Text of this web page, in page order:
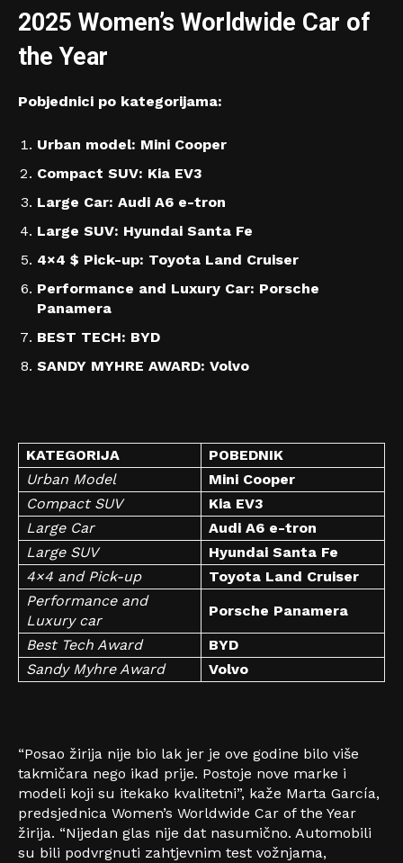
2025 Women’s Worldwide Car of
the Year
Pobjednici po kategorijama:
Urban model: Mini Cooper
Compact SUV: Kia EV3
Large Car: Audi A6 e-tron
Large SUV: Hyundai Santa Fe
4×4 $ Pick-up: Toyota Land Cruiser
Performance and Luxury Car: Porsche
Panamera
BEST TECH: BYD
SANDY MYHRE AWARD: Volvo
KATEGORIJA
POBEDNIK
Urban Model
Mini Cooper
Compact SUV
Kia EV3
Large Car
Audi A6 e-tron
Large SUV
Hyundai Santa Fe
4×4 and Pick-up
Toyota Land Cruiser
Performance and
Luxury car
Porsche Panamera
Best Tech Award
BYD
Sandy Myhre Award
Volvo
“Posao žirija nije bio lak jer je ove godine bilo više
takmičara nego ikad prije. Postoje nove marke i
modeli koji su itekako kvalitetni”, kaže Marta García,
predsjednica Women’s Worldwide Car of the Year
žirija. “Nijedan glas nije dat nasumično. Automobili
su bili podvrgnuti zahtjevnim test vožnjama,